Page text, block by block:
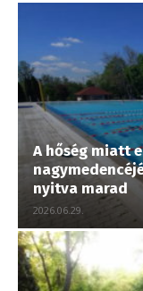
A hőség miatt
nyitva marad
2026.06.29.